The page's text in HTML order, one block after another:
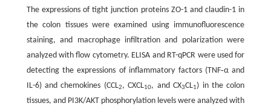
The expressions of tight junction proteins ZO-1 and claudin-1 in
the colon tissues were examined using immunofluorescence
staining, and macrophage infiltration and polarization were
analyzed with flow cytometry. ELISA and RT-qPCR were used for
detecting the expressions of inflammatory factors (TNF‑α and
IL-6) and chemokines (CCL2, CXCL10, and CX3CL1) in the colon
tissues, and PI3K/AKT phosphorylation levels were analyzed with